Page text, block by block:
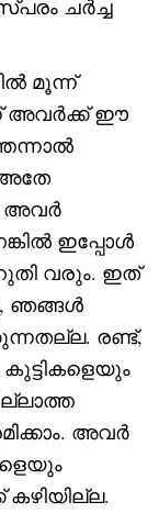
ചർച്ച
മൂന്ന്
അവർക്ക് ഈ
അവർ
ഇപ്പോൾ
വരും. ഇത്
ഞങ്ങൾ
രണ്ട്,
അവർ